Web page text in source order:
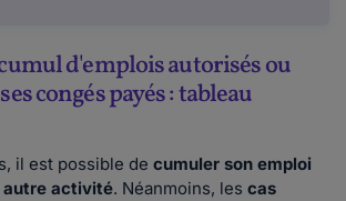
d'emplois autorisés ou
congés payés : tableau
il est possible de cumuler son emploi
autre activité. Néanmoins, les cas